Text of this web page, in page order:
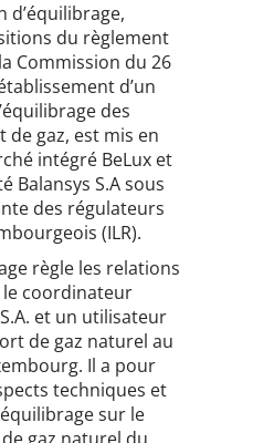
d’équilibrage,
du règlement
Commission du 26
d’un
des
gaz, est mis en
intégré BeLux et
Balansys S.A sous
des régulateurs
(ILR).
règle les relations
coordinateur
et un utilisateur
de gaz naturel au
Il a pour
techniques et
sur le